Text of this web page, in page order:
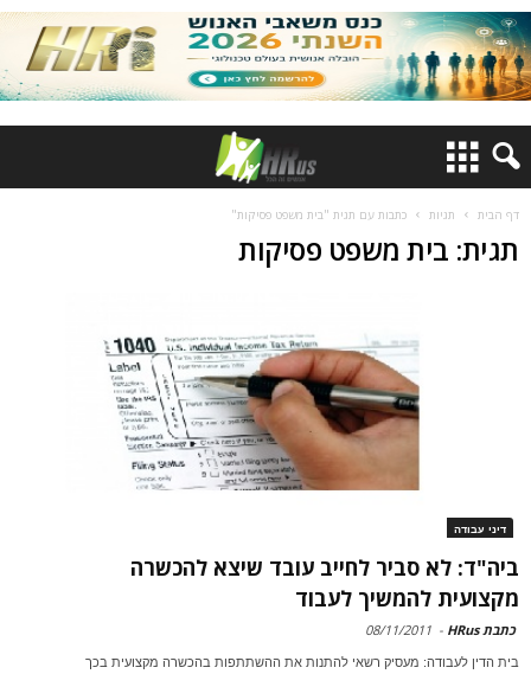
דף הבית תגיות כתבות עם תגית "בית משפט פסיקות"
תגית: בית משפט פסיקות
דיני עבודה
ביה"ד: לא סביר לחייב עובד שיצא להכשרה
מקצועית להמשיך לעבוד
כתבת HRus -
08/11/2011
בית הדין לעבודה: מעסיק רשאי להתנות את ההשתתפות בהכשרה מקצועית בכך